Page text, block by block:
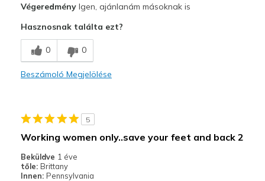
Breathe Well
Comfortable
Kontra
Legjobb használat
VégeredményIgen, ajánlanám másoknak is
Hasznosnak találta ezt?
0 0
Beszámoló Megjelölése
5
Working women only..save your feet and back 2
Beküldve 1 éve
tőle: Brittany
Innen: Pennsylvania